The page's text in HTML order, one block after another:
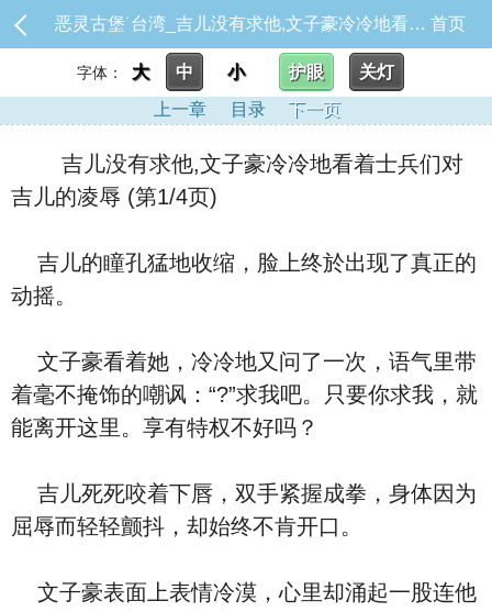
恶灵古堡˙台湾_吉儿没有求他,文子豪冷冷地看着士兵们对吉儿的凌辱 首页
字体： 大 中 小 护眼
关灯
上一章
目录 下一页
吉儿没有求他,文子豪冷冷地看着士兵们对
吉儿的凌辱 (第1/4页)
吉儿的瞳孔猛地收缩，脸上终於出现了真正的
动摇。
文子豪看着她，冷冷地又问了一次，语气里带
着毫不掩饰的嘲讽：“?”求我吧。只要你求我，就
能离开这里。享有特权不好吗？
吉儿死死咬着下唇，双手紧握成拳，身体因为
屈辱而轻轻颤抖，却始终不肯开口。
文子豪表面上表情冷漠，心里却涌起一股连他